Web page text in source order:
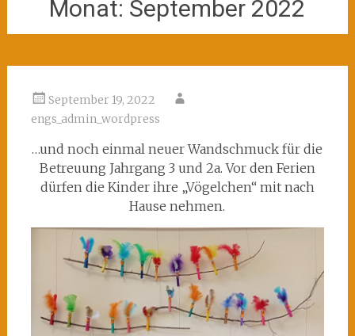
Monat: September 2022
September 19, 2022
engs_admin_wordpress
…und noch einmal neuer Wandschmuck für die
Betreuung Jahrgang 3 und 2a. Vor den Ferien
dürfen die Kinder ihre „Vögelchen“ mit nach
Hause nehmen.